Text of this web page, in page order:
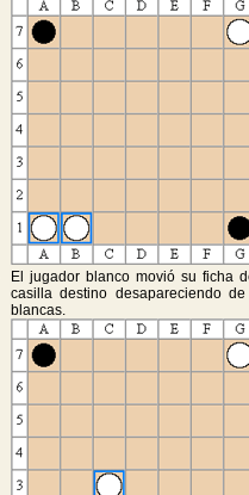
El jugador blanco movió su ficha
casilla destino desapareciendo
blancas.